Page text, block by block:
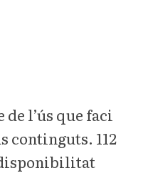
de l’ús que faci
continguts. 112